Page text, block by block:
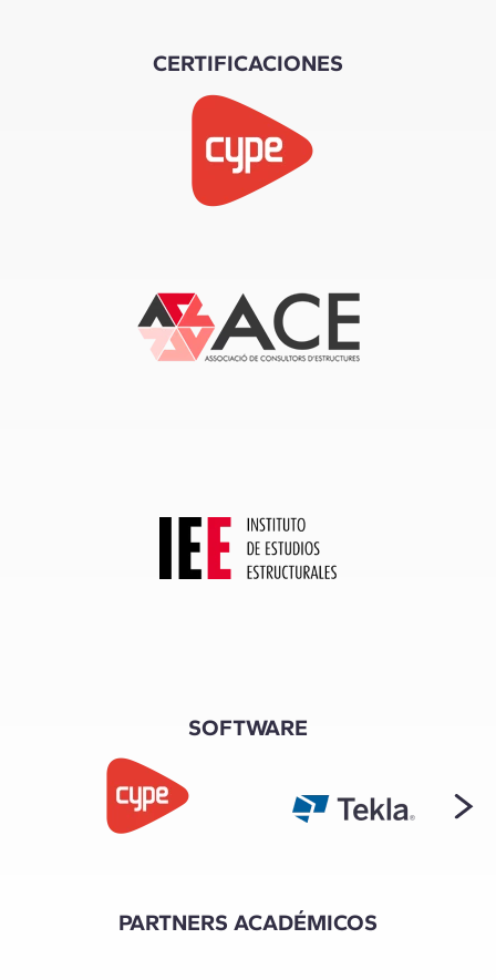
CERTIFICACIONES
SOFTWARE
PARTNERS ACADÉMICOS